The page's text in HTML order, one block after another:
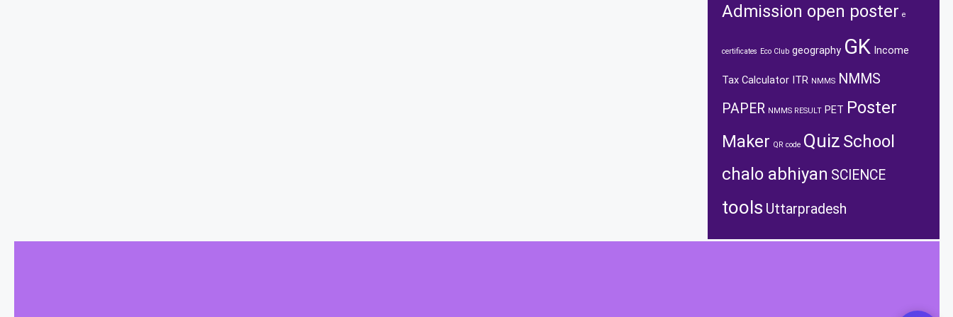
Admission open poster e
certificates Eco Club geography GK Income
Tax Calculator ITR NMMS NMMS
PAPER NMMS RESULT PET Poster
Maker QR code Quiz School
chalo abhiyan SCIENCE
tools Uttarpradesh